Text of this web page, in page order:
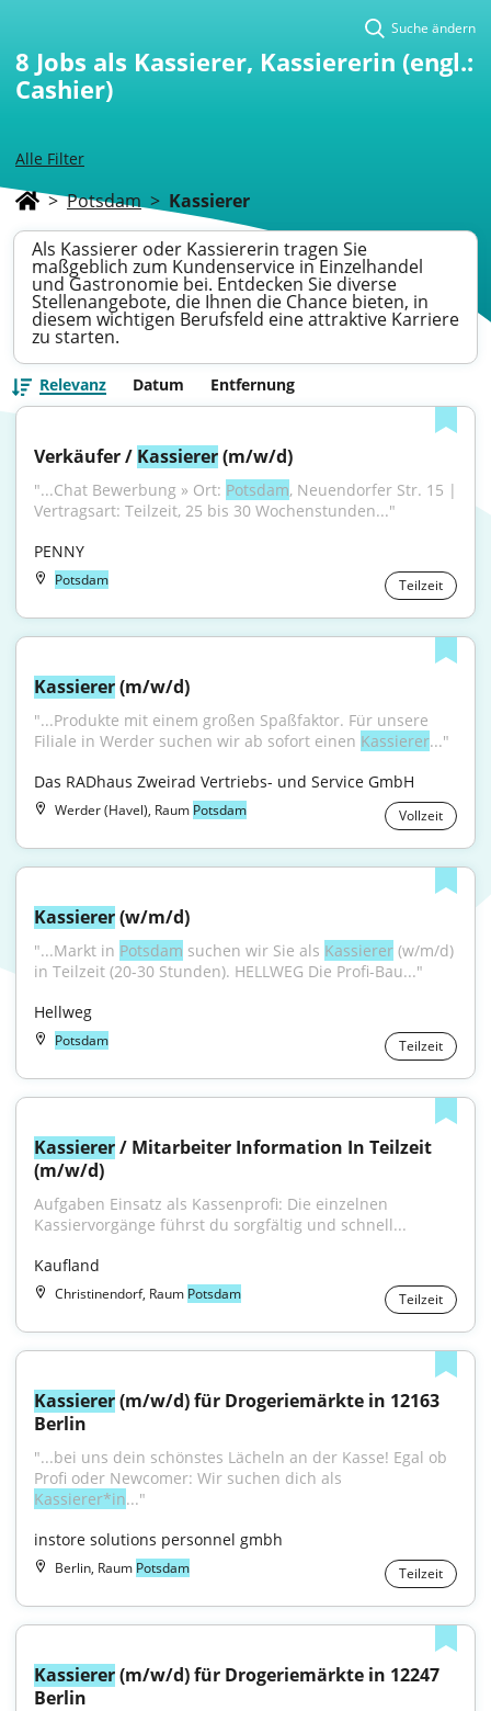
Alle Filter
Suche ändern
8 Jobs als Kassierer, Kassiererin (engl.:
Cashier)
> Potsdam > Kassierer
Als Kassierer oder Kassiererin tragen Sie
maßgeblich zum Kundenservice in Einzelhandel
und Gastronomie bei. Entdecken Sie diverse
Stellenangebote, die Ihnen die Chance bieten, in
diesem wichtigen Berufsfeld eine attraktive Karriere
zu starten.
Relevanz Datum Entfernung
Verkäufer / Kassierer (m/w/d)
"...Chat Bewerbung » Ort: Potsdam, Neuendorfer Str. 15 |
Vertragsart: Teilzeit, 25 bis 30 Wochenstunden..."
PENNY
Potsdam Teilzeit
Kassierer (m/w/d)
"...Produkte mit einem großen Spaßfaktor. Für unsere
Filiale in Werder suchen wir ab sofort einen Kassierer..."
Das RADhaus Zweirad Vertriebs- und Service GmbH
Werder (Havel), Raum Potsdam Vollzeit
Kassierer (w/m/d)
"...Markt in Potsdam suchen wir Sie als Kassierer (w/m/d)
in Teilzeit (20-30 Stunden). HELLWEG Die Profi-Bau..."
Hellweg
Potsdam Teilzeit
Kassierer / Mitarbeiter Information In Teilzeit
(m/w/d)
Aufgaben Einsatz als Kassenprofi: Die einzelnen
Kassiervorgänge führst du sorgfältig und schnell...
Kaufland
Christinendorf, Raum Potsdam Teilzeit
Kassierer (m/w/d) für Drogeriemärkte in 12163
Berlin
"...bei uns dein schönstes Lächeln an der Kasse! Egal ob
Kassierer*in..."
instore solutions personnel gmbh
Berlin, Raum Potsdam Teilzeit
Kassierer (m/w/d) für Drogeriemärkte in 12247
Berlin